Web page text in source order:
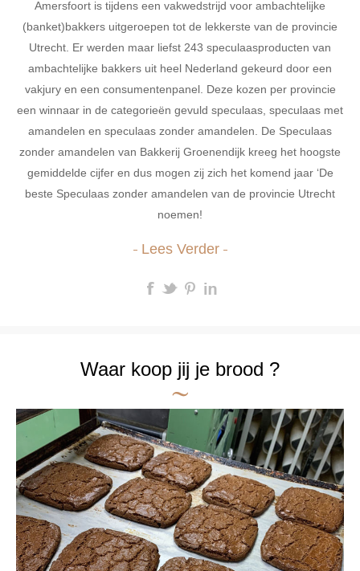
Amersfoort is tijdens een vakwedstrijd voor ambachtelijke
(banket)bakkers uitgeroepen tot de lekkerste van de provincie
Utrecht. Er werden maar liefst 243 speculaasproducten van
ambachtelijke bakkers uit heel Nederland gekeurd door een
vakjury en een consumentenpanel. Deze kozen per provincie
een winnaar in de categorieën gevuld speculaas, speculaas met
amandelen en speculaas zonder amandelen. De Speculaas
zonder amandelen van Bakkerij Groenendijk kreeg het hoogste
gemiddelde cijfer en dus mogen zij zich het komend jaar ‘De
beste Speculaas zonder amandelen van de provincie Utrecht
noemen!
Lees Verder
Waar koop jij je brood ?